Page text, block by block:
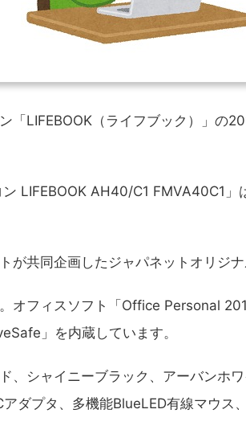
「LIFEBOOK（ライフブック）」の
ン LIFEBOOK AH40/C1 FMVA40C1」
が共同企画したジャパネットオリジナ
オフィスソフト「Office Personal
」を内蔵しています。
、シャイニーブラック、アーバンホ
ダプタ、多機能BlueLED有線マウス